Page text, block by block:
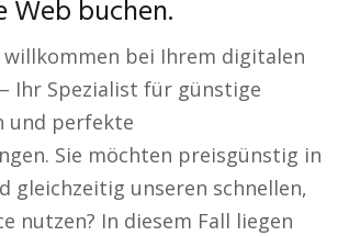
Web buchen.
willkommen bei Ihrem digitalen
Ihr Spezialist für günstige
und perfekte
Sie möchten preisgünstig in
gleichzeitig unseren schnellen,
nutzen? In diesem Fall liegen